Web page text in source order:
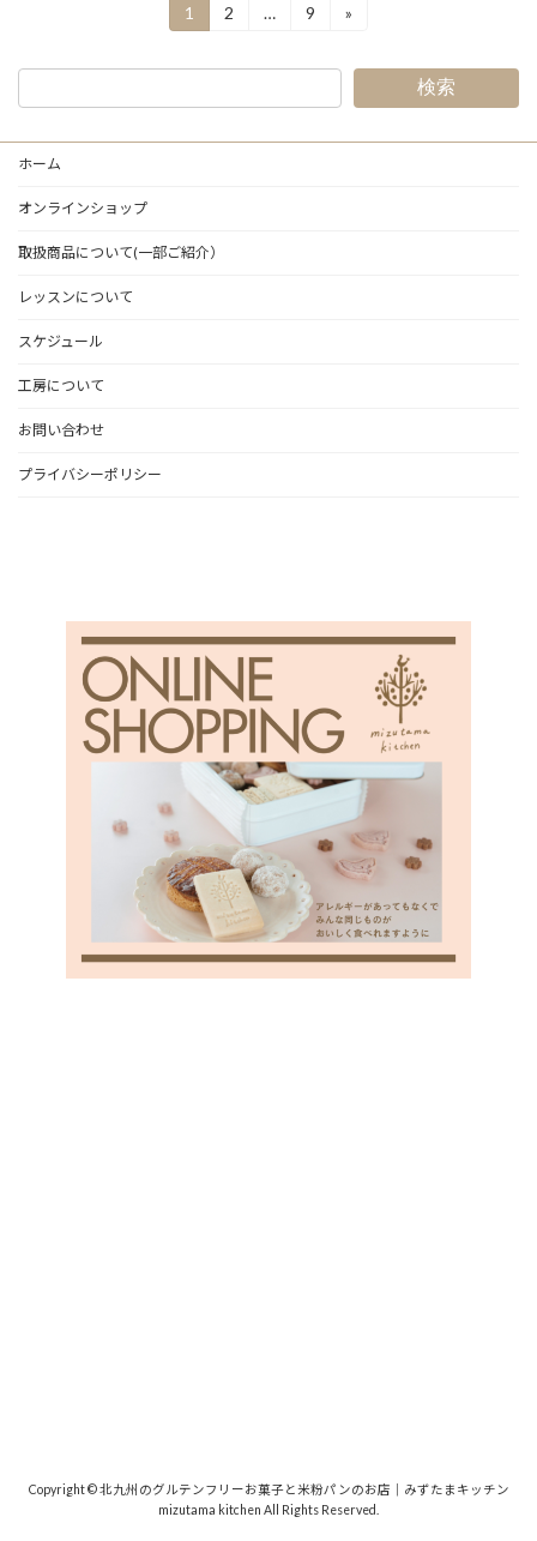
ペ
ー
ジ
送
り
固
定
ジ
1
固
ジ
2 …
固
ジ
9 »
検索
ホーム
オンラインショップ
取扱商品について(一部ご紹介）
レッスンについて
スケジュール
工房について
お問い合わせ
プライバシーポリシー
Copyright © 北九州のグルテンフリーお菓子と米粉パンのお店｜みずたまキッチン
mizutama kitchen All Rights Reserved.